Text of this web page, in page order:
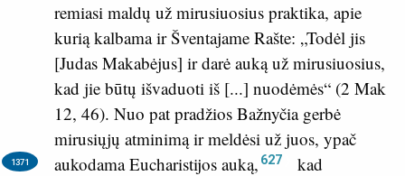
remiasi maldų už mirusiuosius praktika, apie
kurią kalbama ir Šventajame Rašte: „Todėl jis
[Judas Makabėjus] ir darė auką už mirusiuosius,
kad jie būtų išvaduoti iš [...] nuodėmės“ (2 Mak
12, 46). Nuo pat pradžios Bažnyčia gerbė
mirusiųjų atminimą ir meldėsi už juos, ypač
aukodama Eucharistijos auką, 627
1371
kad